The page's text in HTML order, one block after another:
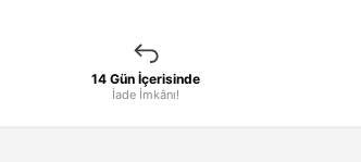
14 Gün İçerisinde
İade İmkânı!